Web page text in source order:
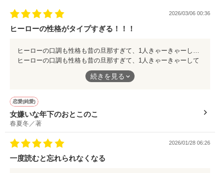
2026/03/06 00:36
ヒーローの性格がタイプすぎる！！！
ヒーローの口調も性格も昔の旦那すぎて、1人きゃーきゃーして
た！！面白すぎる！！！！
続きを見る
恋愛(純愛)
女嫌いな年下のおとこのこ
春夏冬／著
2026/01/28 06:26
一度読むと忘れられなくなる